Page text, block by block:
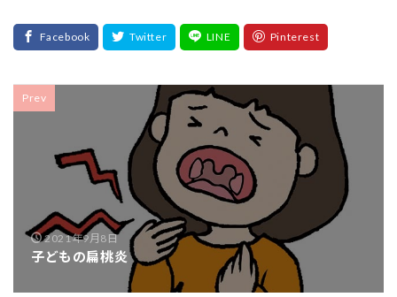
Prev
2021年9月8日
子どもの扁桃炎